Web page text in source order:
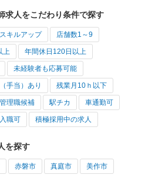
求人をこだわり条件で探す
スキルアップ 店舗数1～9
上 年間休日120日以上
未経験者も応募可能
手当）あり 残業月10ｈ以下
管理職候補 駅チカ 車通勤可
職可 積極採用中の求人
を探す
赤磐市 真庭市 美作市